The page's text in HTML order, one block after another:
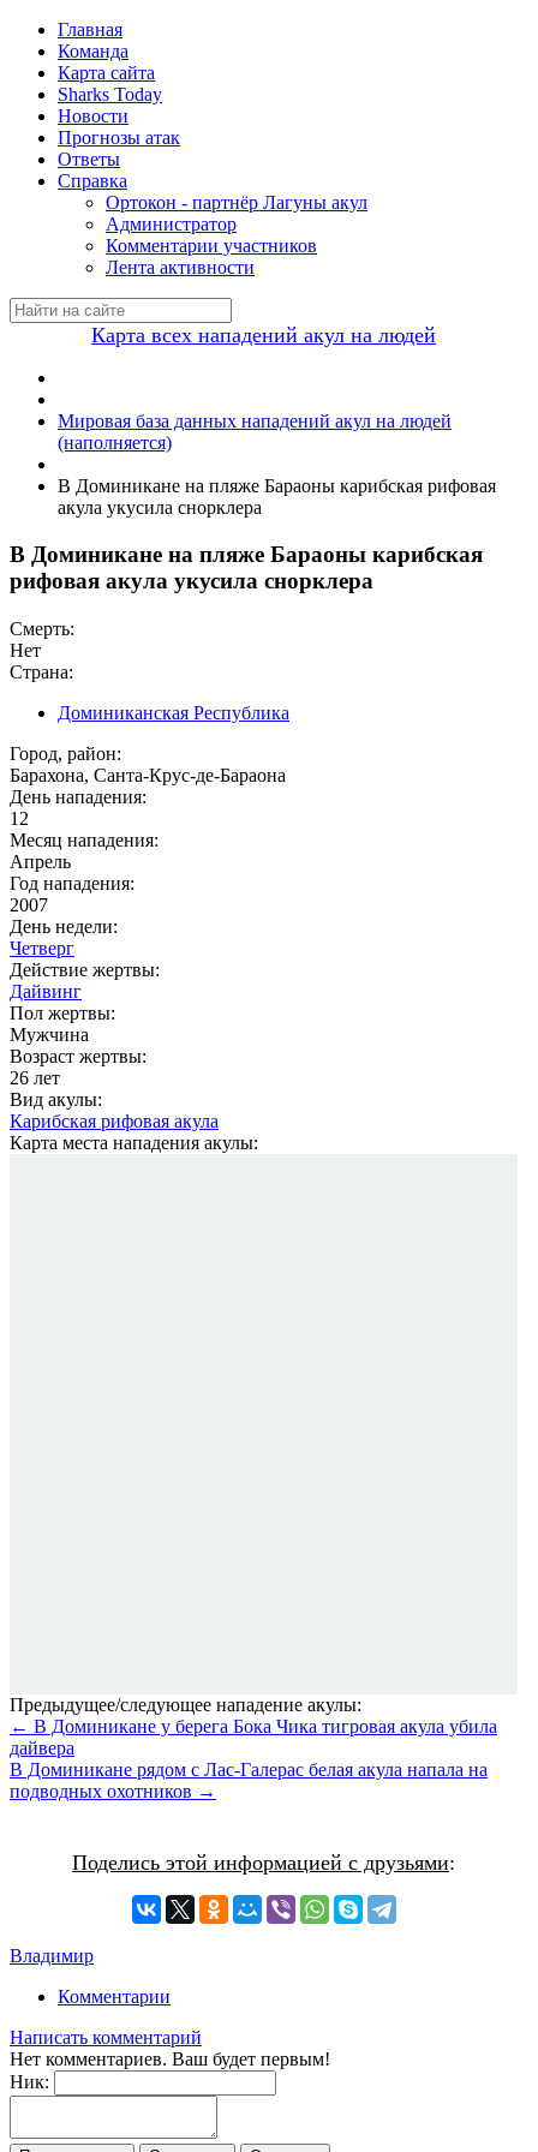
Главная
Команда
Карта сайта
Sharks Today
Новости
Прогнозы атак
Ответы
Справка
Ортокон - партнёр Лагуны акул
Администратор
Комментарии участников
Лента активности
Карта всех нападений акул на людей
Мировая база данных нападений акул на людей
(наполняется)
В Доминикане на пляже Бараоны карибская рифовая
акула укусила снорклера
В Доминикане на пляже Бараоны карибская
рифовая акула укусила снорклера
Смерть:
Нет
Страна:
Доминиканская Республика
Город, район:
Барахона, Санта-Крус-де-Бараона
День нападения:
12
Месяц нападения:
Апрель
Год нападения:
2007
День недели:
Четверг
Действие жертвы:
Дайвинг
Пол жертвы:
Мужчина
Возраст жертвы:
26 лет
Вид акулы:
Карибская рифовая акула
Карта места нападения акулы:
Предыдущее/следующее нападение акулы:
← В Доминикане у берега Бока Чика тигровая акула убила
дайвера
В Доминикане рядом с Лас-Галерас белая акула напала на
подводных охотников →
Поделись этой информацией с друзьями:
Владимир
Комментарии
Написать комментарий
Нет комментариев. Ваш будет первым!
Ник: